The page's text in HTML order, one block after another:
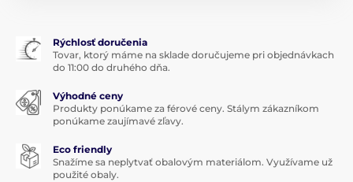
Rýchlosť doručenia
Tovar, ktorý máme na sklade doručujeme pri objednávkach
do 11:00 do druhého dňa.
Výhodné ceny
Produkty ponúkame za férové ceny. Stálym zákazníkom
ponúkame zaujímavé zľavy.
Eco friendly
Snažíme sa neplytvať obalovým materiálom. Využívame už
použité obaly.